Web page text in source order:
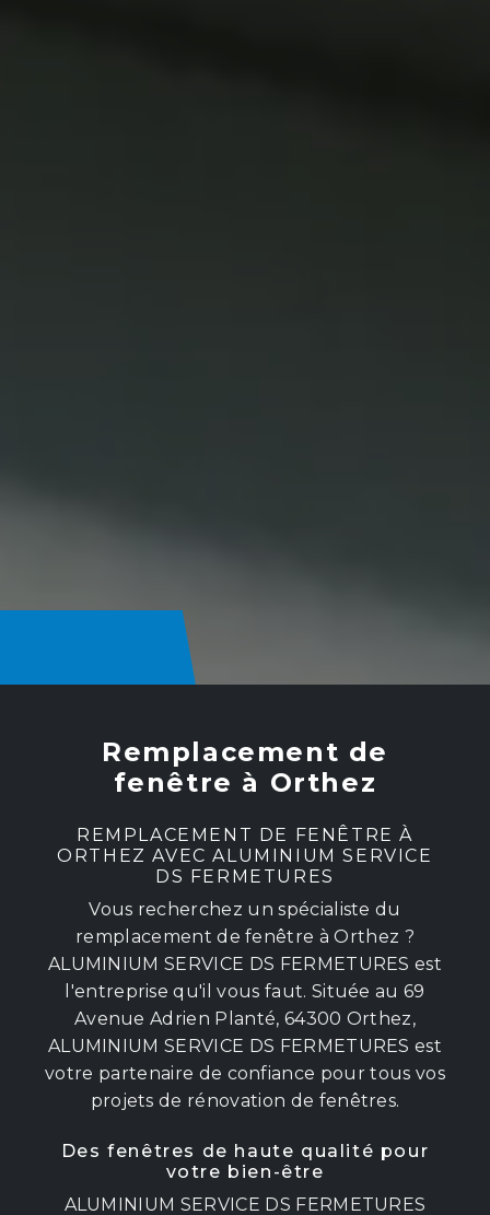
Remplacement de
fenêtre à Orthez
REMPLACEMENT DE FENÊTRE À
ORTHEZ AVEC ALUMINIUM SERVICE
DS FERMETURES
Vous recherchez un spécialiste du
remplacement de fenêtre à Orthez ?
ALUMINIUM SERVICE DS FERMETURES est
l'entreprise qu'il vous faut. Située au 69
Avenue Adrien Planté, 64300 Orthez,
ALUMINIUM SERVICE DS FERMETURES est
votre partenaire de confiance pour tous vos
projets de rénovation de fenêtres.
Des fenêtres de haute qualité pour
votre bien-être
ALUMINIUM SERVICE DS FERMETURES